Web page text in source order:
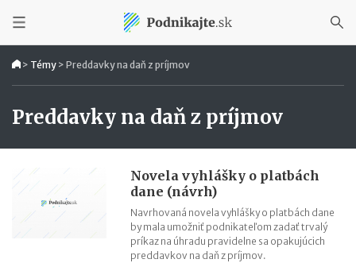
> Témy > Preddavky na daň z príjmov
Preddavky na daň z príjmov
Novela vyhlášky o platbách
dane (návrh)
Navrhovaná novela vyhlášky o platbách dane
by mala umožniť podnikateľom zadať trvalý
príkaz na úhradu pravidelne sa opakujúcich
preddavkov na daň z príjmov.